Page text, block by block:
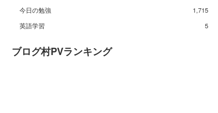
今日の勉強
1,715
英語学習
5
ブログ村PVランキング